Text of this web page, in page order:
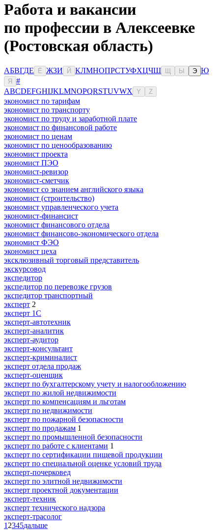
Работа и вакансии
по профессии в Алексеевке
(Ростовская область)
АБВГДЕ Ё ЖЗИ Й КЛМНОПРСТУФХЦЧШ Ы Э Ю
Я
#
ABCDEFGHIJKLMNOPQRSTUVWX Y Z
экономист по тарифам
экономист по транспорту
экономист по труду и заработной плате
экономист по финансовой работе
экономист по ценам
экономист по ценообразованию
экономист проекта
экономист ПЭО
экономист-ревизор
экономист-сметчик
экономист со знанием английского языка
экономист (строительство)
экономист управленческого учета
экономист-финансист
экономист финансового отдела
экономист финансово-экономического отдела
экономист ФЭО
экономист цеха
эксклюзивный торговый представитель
экскурсовод
экспедитор
экспедитор по перевозке грузов
экспедитор транспортный
эксперт 2
эксперт 1С
эксперт-автотехник
эксперт-аналитик
эксперт-аудитор
эксперт-консультант
эксперт-криминалист
эксперт отдела продаж
эксперт-оценщик
эксперт по бухгалтерскому учету и налогообложению
эксперт по жилой недвижимости
эксперт по компенсациям и льготам
эксперт по недвижимости
эксперт по пожарной безопасности
эксперт по продажам 1
эксперт по промышленной безопасности
эксперт по работе с клиентами 1
эксперт по сертификации пищевой продукции
эксперт по специальной оценке условий труда
эксперт-почерковед
эксперт по элитной недвижимости
эксперт проектной документации
эксперт-техник
эксперт технического надзора
эксперт-трасолог
1 2345дальше